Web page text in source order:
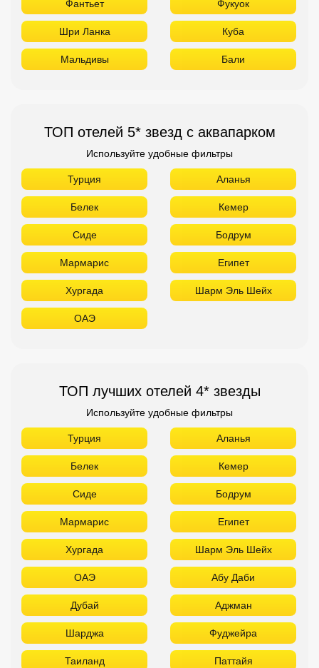
Фантьет Фукуок
Шри Ланка Куба
Мальдивы Бали
ТОП отелей 5* звезд с аквапарком
Используйте удобные фильтры
Турция Аланья
Белек Кемер
Сиде Бодрум
Мармарис Египет
Хургада Шарм Эль Шейх
ОАЭ
ТОП лучших отелей 4* звезды
Используйте удобные фильтры
Турция Аланья
Белек Кемер
Сиде Бодрум
Мармарис Египет
Хургада Шарм Эль Шейх
ОАЭ Абу Даби
Дубай Аджман
Шарджа Фуджейра
Таиланд Паттайя